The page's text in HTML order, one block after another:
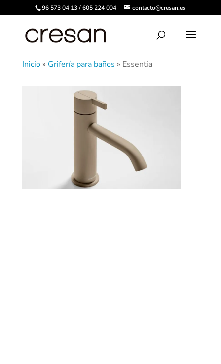
96 573 04 13 / 605 224 004 contacto@cresan.es
Inicio» Grifería para baños » Essentia